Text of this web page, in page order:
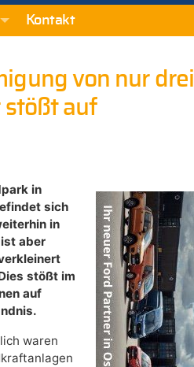
Kontakt
von nur drei
stößt auf
in
sich
in
aber
stößt im
auf
waren